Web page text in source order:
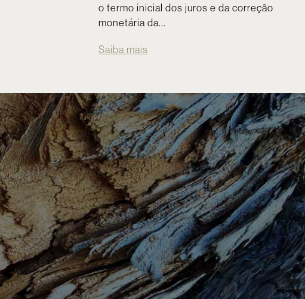
o termo inicial dos juros e da correção
monetária da...
Saiba mais